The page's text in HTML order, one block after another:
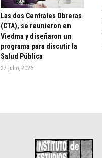
Las dos Centrales Obreras
(CTA), se reunieron en
Viedma y diseñaron un
programa para discutir la
Salud Pública
27 julio, 2026